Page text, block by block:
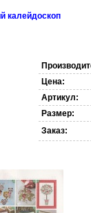
калейдоскоп
Цена:
Артикул:
Размер:
Заказ: